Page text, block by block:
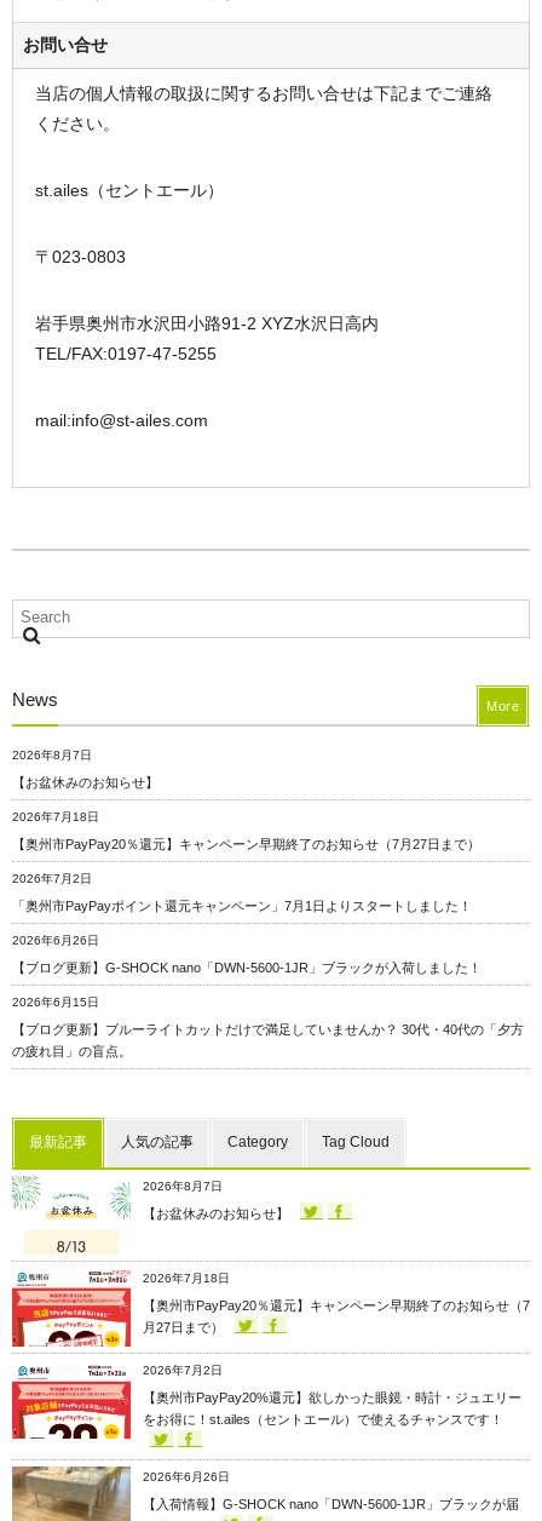
お問い合せ
当店の個人情報の取扱に関するお問い合せは下記までご連絡
ください。
st.ailes（セントエール）
〒023-0803
岩手県奥州市水沢田小路91-2 XYZ水沢日高内
TEL/FAX:0197-47-5255
mail:info@st-ailes.com
News
2026年8月7日
【お盆休みのお知らせ】
2026年7月18日
【奥州市PayPay20％還元】キャンペーン早期終了のお知らせ（7月27日まで）
2026年7月2日
「奥州市PayPayポイント還元キャンペーン」7月1日よりスタートしました！
2026年6月26日
【ブログ更新】G-SHOCK nano「DWN-5600-1JR」ブラックが入荷しました！
2026年6月15日
【ブログ更新】ブルーライトカットだけで満足していませんか？ 30代・40代の「夕方
の疲れ目」の盲点。
More
最新記事 人気の記事 Category Tag Cloud
2026年8月7日
【お盆休みのお知らせ】
2026年7月18日
【奥州市PayPay20％還元】キャンペーン早期終了のお知らせ（7
月27日まで）
2026年7月2日
【奥州市PayPay20%還元】欲しかった眼鏡・時計・ジュエリー
をお得に！st.ailes（セントエール）で使えるチャンスです！
2026年6月26日
【入荷情報】G-SHOCK nano「DWN-5600-1JR」ブラックが届